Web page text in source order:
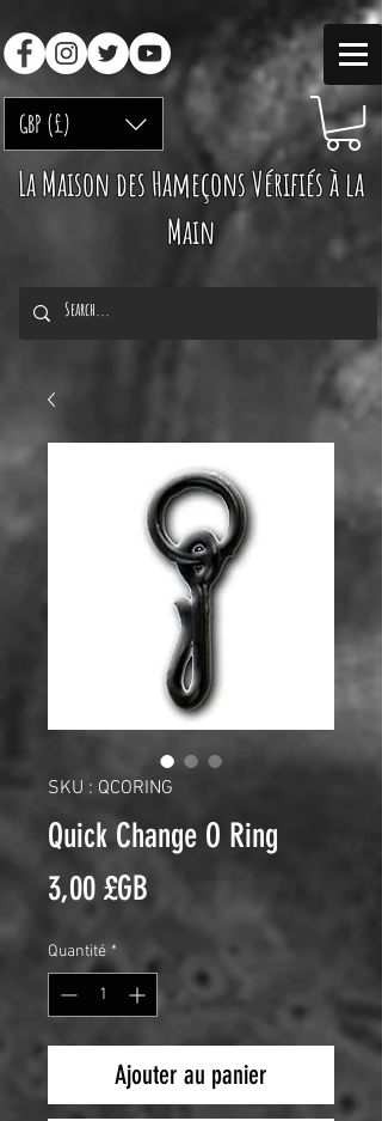
GBP (£)
La Maison des Hameçons Vérifiés à la
Main
SKU : QCORING
Quick Change O Ring
3,00 £GB
Quantité *
Ajouter au panier